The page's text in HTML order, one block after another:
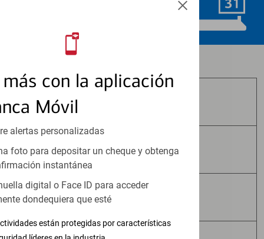
con la aplicación
Móvil
alertas personalizadas
foto para depositar un cheque y obtenga
instantánea
digital o Face ID para acceder
dondequiera que esté
están protegidas por características
No Están Asegurados por FDIC
No Tienen Garantía Bancaria
Pueden Perder Valor